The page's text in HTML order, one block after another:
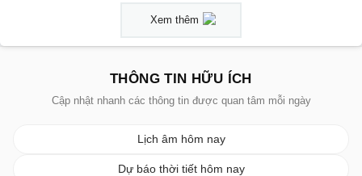
Xem thêm
THÔNG TIN HỮU ÍCH
Cập nhật nhanh các thông tin được quan tâm mỗi ngày
Lịch âm hôm nay
Dự báo thời tiết hôm nay